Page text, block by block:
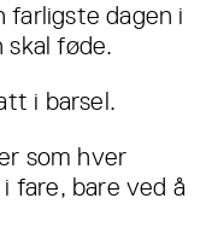
farligste dagen i
skal føde.
i barsel.
som hver
fare, bare ved å